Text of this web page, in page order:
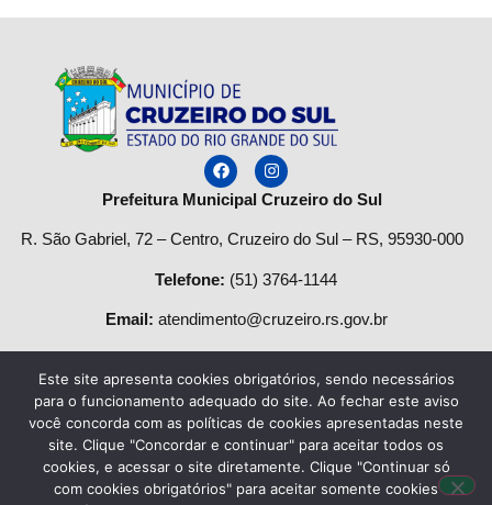
Prefeitura Municipal Cruzeiro do Sul
R. São Gabriel, 72 – Centro, Cruzeiro do Sul – RS, 95930-000
Telefone: (51) 3764-1144
Email: atendimento@cruzeiro.rs.gov.br
Segunda a quinta-feira:
Das08h às 12h e das13:30h às 17h.
Sexta-feira das: às 13h
Este site apresenta cookies obrigatórios, sendo necessários
para o funcionamento adequado do site. Ao fechar este aviso
você concorda com as políticas de cookies apresentadas neste
site. Clique "Concordar e continuar" para aceitar todos os
cookies, e acessar o site diretamente. Clique "Continuar só
com cookies obrigatórios" para aceitar somente cookies